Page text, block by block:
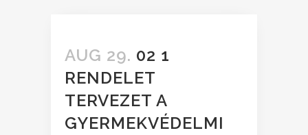
AUG 29. 02 1
RENDELET
TERVEZET A
GYERMEKVÉDELMI